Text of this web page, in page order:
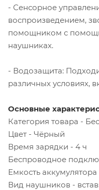
- Сенсорное
воспроизведением,
помощником с
наушниках.
- Водозащита:
различных условиях,
Основные
Категория товара -
Цвет - Чёрный
Время зарядки - 4 ч
Беспроводное
Емкость
Вид наушников -